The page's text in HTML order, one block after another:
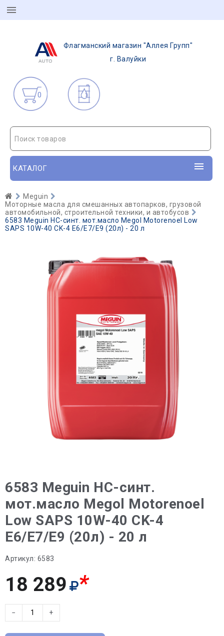
Флагманский магазин "Аллея Групп"
г. Валуйки
0
Поиск товаров
КАТАЛОГ
Meguin
Моторные масла для смешанных автопарков, грузовой
автомобильной, строительной техники, и автобусов
6583 Meguin НС-синт. мот.масло Megol Motorenoel Low
SAPS 10W-40 CK-4 E6/E7/E9 (20л) - 20 л
6583 Meguin НС-синт.
мот.масло Megol Motorenoel
Low SAPS 10W-40 CK-4
E6/E7/E9 (20л) - 20 л
Артикул: 6583
18 289 *
− +